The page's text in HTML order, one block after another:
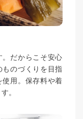
だからこそ安心
のづくりを目指
使用。保存料や着
。